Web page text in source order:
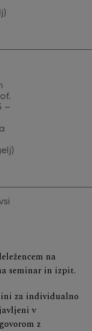
–
na
seminar in izpit.
za individualno
v
z